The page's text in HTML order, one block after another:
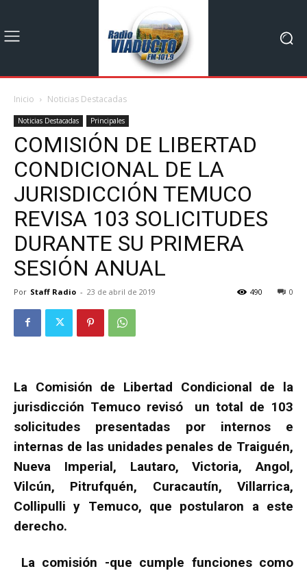
Inicio Noticias Destacadas
Noticias Destacadas Principales
COMISIÓN DE LIBERTAD
CONDICIONAL DE LA
JURISDICCIÓN TEMUCO
REVISA 103 SOLICITUDES
DURANTE SU PRIMERA
SESIÓN ANUAL
Por Staff Radio - 23 de abril de 2019 0
490
La Comisión de Libertad Condicional de la
jurisdicción Temuco revisó un total de 103
solicitudes presentadas por internos e
internas de las unidades penales de Traiguén,
Nueva Imperial, Lautaro, Victoria, Angol,
Vilcún, Pitrufquén, Curacautín, Villarrica,
Collipulli y Temuco, que postularon a este
derecho.
La comisión -que cumple funciones como